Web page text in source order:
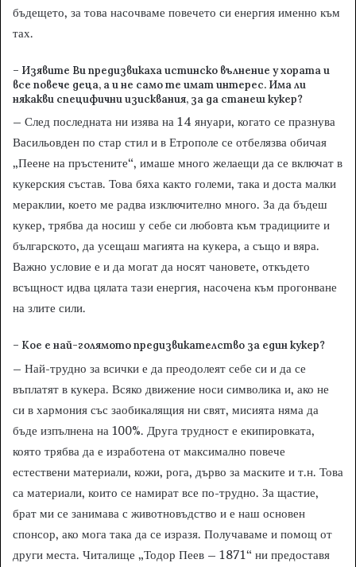
бъдещето, за това насочваме повечето си енергия именно към
тах.
– Изявите Ви предизвикаха истинско вълнение у хората и
все повече деца, а и не само те имат интерес. Има ли
някакви специфични изисквания, за да станеш кукер?
– След последната ни изява на 14 януари, когато се празнува
Васильовден по стар стил и в Етрополе се отбелязва обичая
„Пеене на пръстените“, имаше много желаещи да се включат в
кукерския състав. Това бяха както големи, така и доста малки
мераклии, което ме радва изключително много. За да бъдеш
кукер, трябва да носиш у себе си любовта към традициите и
българското, да усещаш магията на кукера, а също и вяра.
Важно условие е и да могат да носят чановете, откъдето
всъщност идва цялата тази енергия, насочена към прогонване
на злите сили.
– Кое е най-голямото предизвикателство за един кукер?
– Най-трудно за всички е да преодолеят себе си и да се
въплатят в кукера. Всяко движение носи символика и, ако не
си в хармония със заобикалящия ни свят, мисията няма да
бъде изпълнена на 100%. Друга трудност е екипировката,
която трябва да е изработена от максимално повече
естествени материали, кожи, рога, дърво за маските и т.н. Това
са материали, които се намират все по-трудно. За щастие,
брат ми се занимава с животновъдство и е наш основен
спонсор, ако мога така да се изразя. Получаваме и помощ от
други места. Читалище „Тодор Пеев – 1871“ ни предоставя